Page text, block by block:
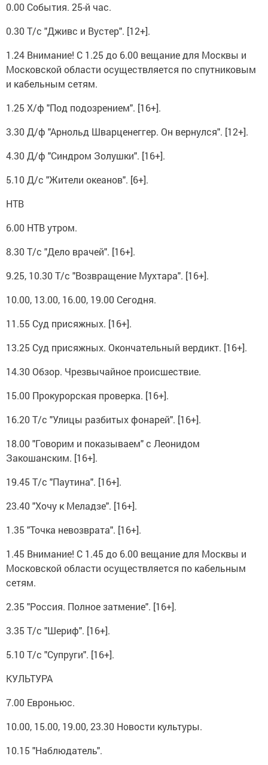
0.00 События. 25-й час.
0.30 Т/с "Дживс и Вустер". [12+].
1.24 Внимание! С 1.25 до 6.00 вещание для Москвы и
Московской области осуществляется по спутниковым
и кабельным сетям.
1.25 Х/ф "Под подозрением". [16+].
3.30 Д/ф "Арнольд Шварценеггер. Он вернулся". [12+].
4.30 Д/ф "Синдром Золушки". [16+].
5.10 Д/с "Жители океанов". [6+].
НТВ
6.00 НТВ утром.
8.30 Т/с "Дело врачей". [16+].
9.25, 10.30 Т/с "Возвращение Мухтара". [16+].
10.00, 13.00, 16.00, 19.00 Сегодня.
11.55 Суд присяжных. [16+].
13.25 Суд присяжных. Окончательный вердикт. [16+].
14.30 Обзор. Чрезвычайное происшествие.
15.00 Прокурорская проверка. [16+].
16.20 Т/с "Улицы разбитых фонарей". [16+].
18.00 "Говорим и показываем" с Леонидом
Закошанским. [16+].
19.45 Т/с "Паутина". [16+].
23.40 "Хочу к Меладзе". [16+].
1.35 "Точка невозврата". [16+].
1.45 Внимание! С 1.45 до 6.00 вещание для Москвы и
Московской области осуществляется по кабельным
сетям.
2.35 "Россия. Полное затмение". [16+].
3.35 Т/с "Шериф". [16+].
5.10 Т/с "Супруги". [16+].
КУЛЬТУРА
7.00 Евроньюс.
10.00, 15.00, 19.00, 23.30 Новости культуры.
10.15 "Наблюдатель".